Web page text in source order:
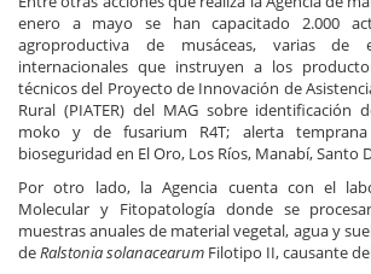
enero a mayo se han capacitado 2.000
agroproductiva de musáceas, varias de
internacionales que instruyen a los
técnicos del Proyecto de Innovación de
Rural (PIATER) del MAG sobre identificación
moko y de fusarium R4T; alerta
bioseguridad en El Oro, Los Ríos, Manabí, Santo
Por otro lado, la Agencia cuenta con el
Molecular y Fitopatología donde se
muestras anuales de material vegetal, agua y
deRalstonia solanacearum Filotipo II, causante